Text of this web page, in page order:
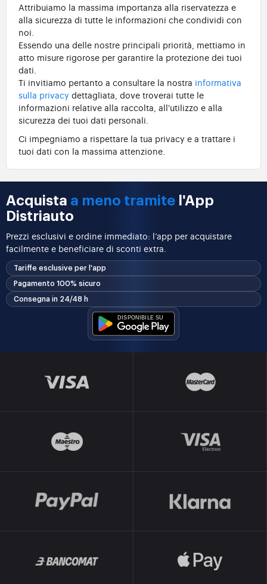
Attribuiamo la massima importanza alla riservatezza e
alla sicurezza di tutte le informazioni che condividi con
noi.
Essendo una delle nostre principali priorità, mettiamo in
atto misure rigorose per garantire la protezione dei tuoi
dati.
Ti invitiamo pertanto a consultare la nostra informativa
sulla privacy dettagliata, dove troverai tutte le
informazioni relative alla raccolta, all'utilizzo e alla
sicurezza dei tuoi dati personali.
Ci impegniamo a rispettare la tua privacy e a trattare i
tuoi dati con la massima attenzione.
Acquista a meno tramite l'App
Distriauto
Prezzi esclusivi e ordine immediato: l’app per acquistare
facilmente e beneficiare di sconti extra.
Tariffe esclusive per l'app
Pagamento 100% sicuro
Consegna in 24/48 h